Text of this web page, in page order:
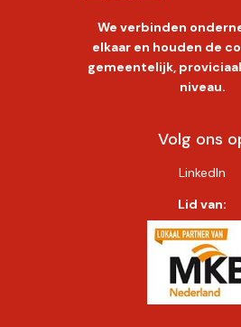
We verbinden
elkaar en houden de
gemeentelijk,
niveau.
Volg ons
LinkedIn
Lid van: